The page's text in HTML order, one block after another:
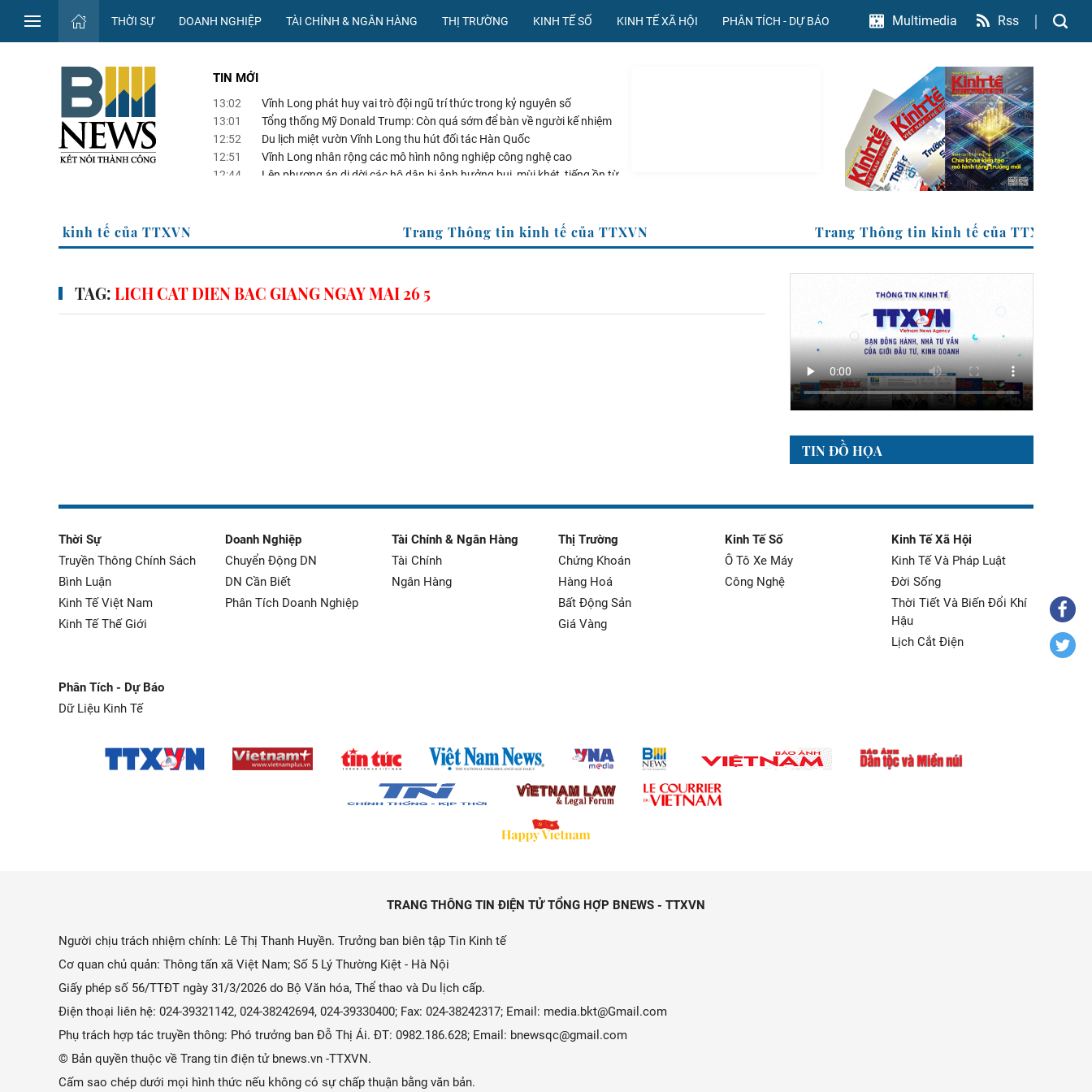
THỜI SỰ DOANH NGHIỆP TÀI CHÍNH & NGÂN HÀNG THỊ TRƯỜNG KINH TẾ SỐ KINH TẾ XÃ HỘI PHÂN TÍCH - DỰ BÁO Multimedia Rss
TIN MỚI
13:02
Vĩnh Long phát huy vai trò đội ngũ trí thức trong kỷ nguyên số
13:01
Tổng thống Mỹ Donald Trump: Còn quá sớm để bàn về người kế nhiệm
12:52
Du lịch miệt vườn Vĩnh Long thu hút đối tác Hàn Quốc
12:51
Vĩnh Long nhân rộng các mô hình nông nghiệp công nghệ cao
12:44
Lên phương án di dời các hộ dân bị ảnh hưởng bụi, mùi khét, tiếng ồn từ
Thông tin kinh tế của TTXVN Trang Thông tin kinh tế của TTXVN Trang Thông tin kinh tế của TTXVN
TAG:LICH CAT DIEN BAC GIANG NGAY MAI 26 5
TIN ĐỒ HỌA
Thời Sự
Truyền Thông Chính Sách
Bình Luận
Kinh Tế Việt Nam
Kinh Tế Thế Giới
Doanh Nghiệp
Chuyển Động DN
DN Cần Biết
Phân Tích Doanh Nghiệp
Tài Chính & Ngân Hàng
Tài Chính
Ngân Hàng
Thị Trường
Chứng Khoán
Hàng Hoá
Bất Động Sản
Giá Vàng
Kinh Tế Số
Ô Tô Xe Máy
Công Nghệ
Kinh Tế Xã Hội
Kinh Tế Và Pháp Luật
Đời Sống
Thời Tiết Và Biến Đổi Khí
Hậu
Lịch Cắt Điện
Phân Tích - Dự Báo
Dữ Liệu Kinh Tế
TRANG THÔNG TIN ĐIỆN TỬ TỔNG HỢP BNEWS - TTXVN
Người chịu trách nhiệm chính: Lê Thị Thanh Huyền. Trưởng ban biên tập Tin Kinh tế
Cơ quan chủ quản: Thông tấn xã Việt Nam; Số 5 Lý Thường Kiệt - Hà Nội
Giấy phép số 56/TTĐT ngày 31/3/2026 do Bộ Văn hóa, Thể thao và Du lịch cấp.
Điện thoại liên hệ: 024-39321142, 024-38242694, 024-39330400; Fax: 024-38242317; Email: media.bkt@Gmail.com
Phụ trách hợp tác truyền thông: Phó trưởng ban Đỗ Thị Ái. ĐT: 0982.186.628; Email: bnewsqc@gmail.com
© Bản quyền thuộc về Trang tin điện tử bnews.vn -TTXVN.
Cấm sao chép dưới mọi hình thức nếu không có sự chấp thuận bằng văn bản.